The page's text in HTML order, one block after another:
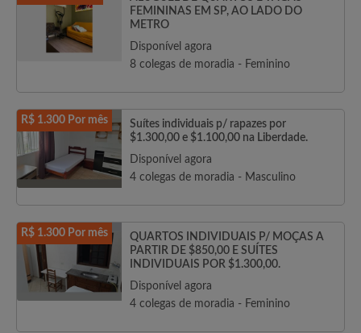
FEMININAS EM SP, AO LADO DO
METRO
Disponível agora
8 colegas de moradia - Feminino
R$ 1.300 Por mês
Suítes individuais p/ rapazes por
$1.300,00 e $1.100,00 na Liberdade.
Disponível agora
4 colegas de moradia - Masculino
R$ 1.300 Por mês
QUARTOS INDIVIDUAIS P/ MOÇAS A
PARTIR DE $850,00 E SUÍTES
INDIVIDUAIS POR $1.300,00.
Disponível agora
4 colegas de moradia - Feminino